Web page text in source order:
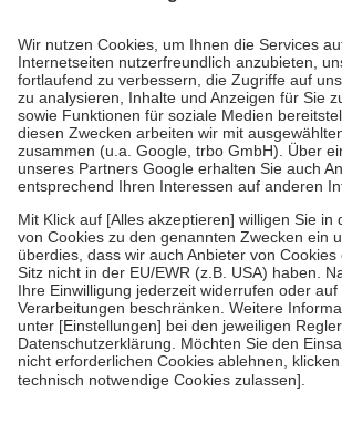
höchstens zehn Euro.
Es sind jedoch nie mehr
Kosten der Leistung zu entrichten.
Diese Regeln gelten grundsätzlich auch für
Bei Heilmitteln und häuslicher Krankenpflege
Zuzahlung zehn Prozent der Kosten sowie
Verordnung.
Um das Engagement der Versicherten für ihre
stärken und die besondere Stellung der Familie
fallenkeine Zuzahlungenan bei:
• Kindern und Jugendlichen bis zum
mit Ausnahme der Fahrkosten
• Untersuchungen zur Vorsorge und
GKV getragen werden
• empfohlenen Schutzimpfungen
• Harn- und Blutteststreifen